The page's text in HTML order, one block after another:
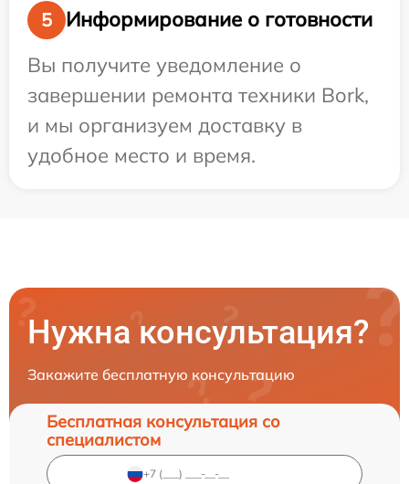
5
Информирование о готовности
Вы получите уведомление о
завершении ремонта техники Bork,
и мы организуем доставку в
удобное место и время.
Нужна консультация?
Закажите бесплатную консультацию
Бесплатная консультация со
специалистом